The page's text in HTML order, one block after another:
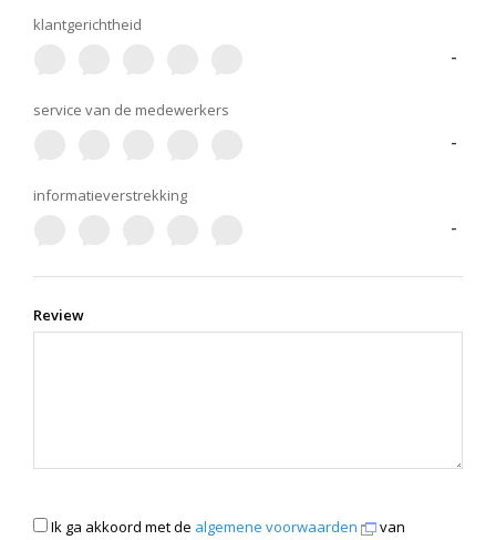
klantgerichtheid
-
service van de medewerkers
-
informatieverstrekking
-
Review
Ik ga akkoord met de algemene voorwaarden
van